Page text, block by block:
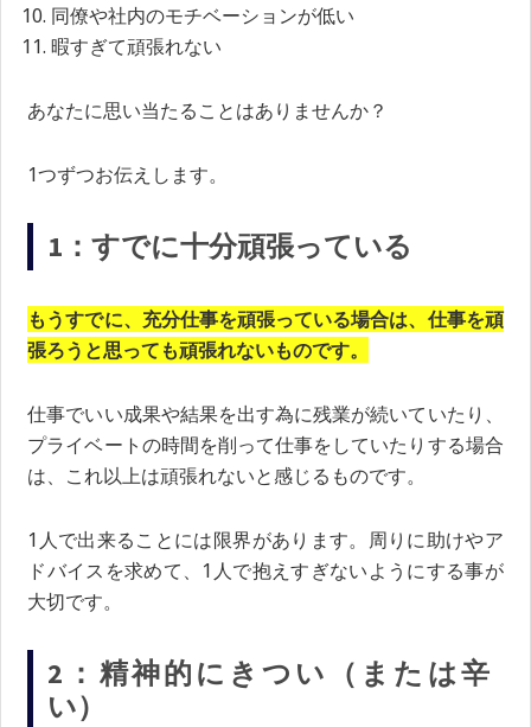
同僚や社内のモチベーションが低い
暇すぎて頑張れない
あなたに思い当たることはありませんか？
1つずつお伝えします。
1：すでに十分頑張っている
もうすでに、充分仕事を頑張っている場合は、仕事を頑
張ろうと思っても頑張れないものです。
仕事でいい成果や結果を出す為に残業が続いていたり、
プライベートの時間を削って仕事をしていたりする場合
は、これ以上は頑張れないと感じるものです。
1人で出来ることには限界があります。周りに助けやア
ドバイスを求めて、1人で抱えすぎないようにする事が
大切です。
2：精神的にきつい（または辛
い）